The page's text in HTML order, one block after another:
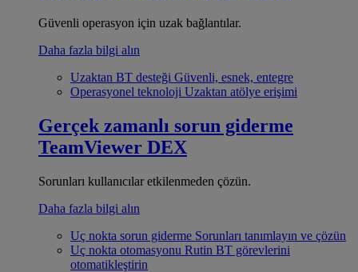
Güvenli operasyon için uzak bağlantılar.
Daha fazla bilgi alın
Uzaktan BT desteği Güvenli, esnek, entegre
Operasyonel teknoloji Uzaktan atölye erişimi
Gerçek zamanlı sorun giderme
TeamViewer DEX
Sorunları kullanıcılar etkilenmeden çözün.
Daha fazla bilgi alın
Uç nokta sorun giderme Sorunları tanımlayın ve çözün
Uç nokta otomasyonu Rutin BT görevlerini
otomatikleştirin